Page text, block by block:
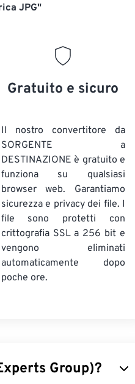
JPG"
Gratuito e sicuro
Il nostro convertitore da
SORGENTE a
DESTINAZIONE è gratuito e
funziona su qualsiasi
browser web. Garantiamo
sicurezza e privacy dei file. I
file sono protetti con
crittografia SSL a 256 bit e
vengono eliminati
automaticamente dopo
poche ore.
Group)?